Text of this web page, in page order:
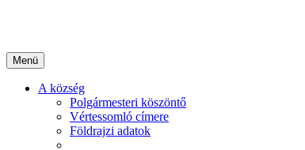
Menü
A község
Polgármesteri köszöntő
Vértessomló címere
Földrajzi adatok